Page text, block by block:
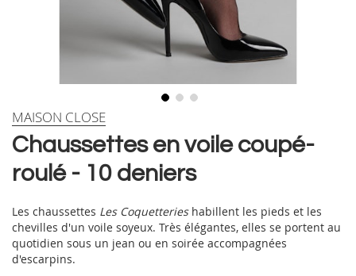
Skip
the
beginning
images
gallery
Chaussettes en voile coupé-
roulé - 10 deniers
MAISON CLOSE
Les chaussettes Les Coquetterieshabillent les pieds et les
chevilles d'un voile soyeux. Très élégantes, elles se portent au
quotidien sous un jean ou en soirée accompagnées
d'escarpins.